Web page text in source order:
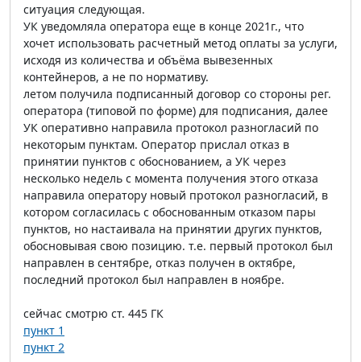
ситуация следующая.
УК уведомляла оператора еще в конце 2021г., что
хочет использовать расчетный метод оплаты за услуги,
исходя из количества и объёма вывезенных
контейнеров, а не по нормативу.
летом получила подписанный договор со стороны рег.
оператора (типовой по форме) для подписания, далее
УК оперативно направила протокол разногласий по
некоторым пунктам. Оператор прислал отказ в
принятии пунктов с обоснованием, а УК через
несколько недель с момента получения этого отказа
направила оператору новый протокол разногласий, в
котором согласилась с обоснованным отказом пары
пунктов, но настаивала на принятии других пунктов,
обосновывая свою позицию. т.е. первый протокол был
направлен в сентябре, отказ получен в октябре,
последний протокол был направлен в ноябре.
сейчас смотрю ст. 445 ГК
пункт 1
пункт 2